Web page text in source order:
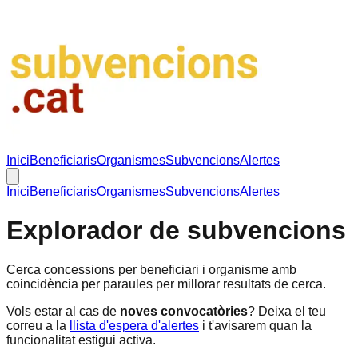
IniciBeneficiarisOrganismesSubvencionsAlertes
IniciBeneficiarisOrganismesSubvencionsAlertes
Explorador de subvencions
Cerca concessions per beneficiari i organisme amb
coincidència per paraules per millorar resultats de cerca.
Vols estar al cas de noves convocatòries? Deixa el teu
correu a la
llista d'espera d'alertes i t'avisarem quan la
funcionalitat estigui activa.